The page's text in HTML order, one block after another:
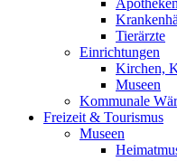
Apotheken
Tierärzte
Einrichtungen
Kirchen,
Museen
Kommunale
Freizeit & Tourismus
Museen